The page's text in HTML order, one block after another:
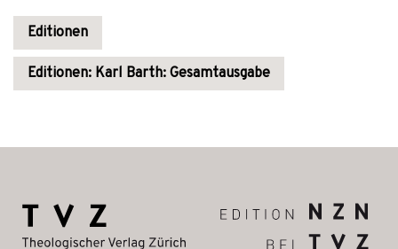
Editionen
Editionen: Karl Barth: Gesamtausgabe